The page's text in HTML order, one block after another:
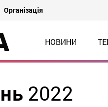
Організація
НОВИНИ
2022